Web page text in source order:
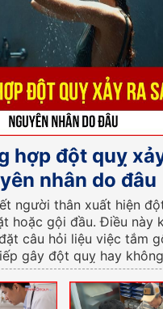
hợp đột quỵ
nhân do đâu
người thân xuất hiện
hoặc gội đầu. Điều này
câu hỏi liệu việc tắm
gây đột quỵ hay